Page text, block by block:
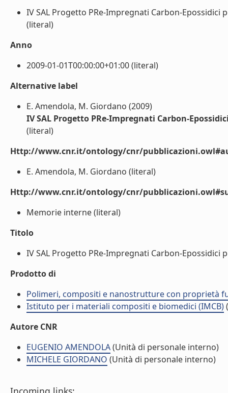
IV SAL Progetto PRe-Impregnati Carbon-
(literal)
Anno
2009-01-01T00:00:00+01:00 (literal)
Alternative label
E. Amendola, M. Giordano (2009)
IV SAL Progetto PRe-Impregnati Carbon-
(literal)
Http://www.cnr.it/ontology/cnr/
E. Amendola, M. Giordano (literal)
Http://www.cnr.it/ontology/cnr/
Memorie interne (literal)
Titolo
IV SAL Progetto PRe-Impregnati Carbon-Epossidici
Prodotto di
Polimeri, compositi e nanostrutture con proprietà
Istituto per i materiali compositi e biomedici (IMCB)
Autore CNR
EUGENIO AMENDOLA(Unità di personale interno)
MICHELE GIORDANO (Unità di personale interno)